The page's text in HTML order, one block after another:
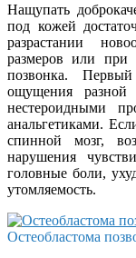
Нащупать
под кожей
разрастании
размеров или при
позвонка.
ощущения разной
нестероидными
анальгетиками.
спинной мозг,
нарушения
головные боли,
утомляемость.
Остеобластома